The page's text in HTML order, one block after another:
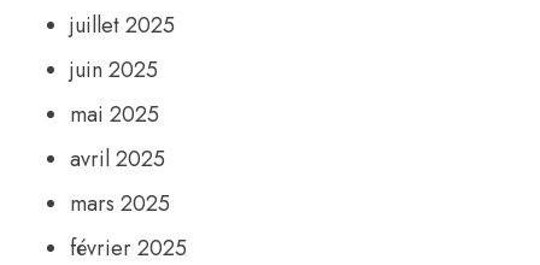
juillet 2025
juin 2025
mai 2025
avril 2025
mars 2025
février 2025